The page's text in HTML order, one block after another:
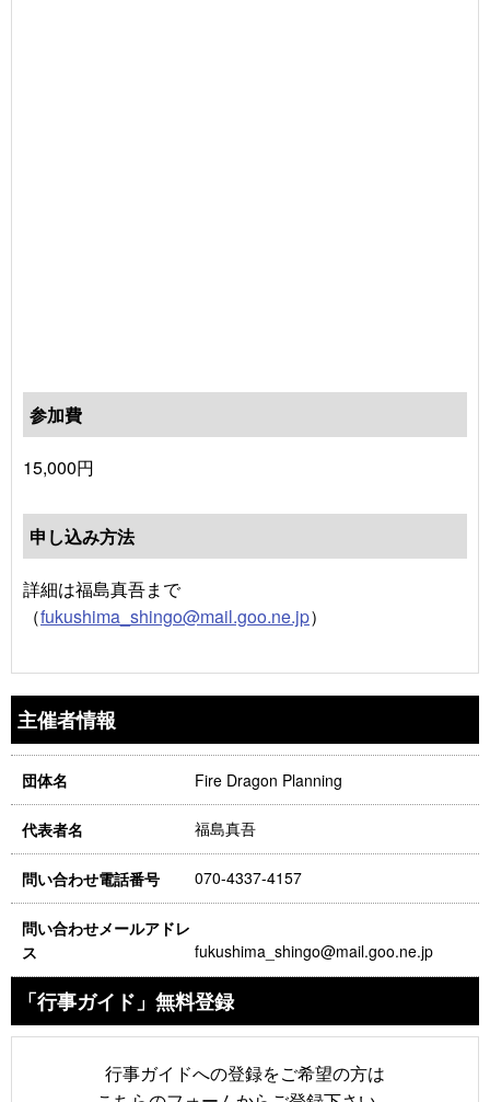
参加費
15,000円
申し込み方法
詳細は福島真吾まで
（fukushima_shingo@mail.goo.ne.jp）
主催者情報
団体名 Fire Dragon Planning
代表者名 福島真吾
問い合わせ電話番号 070-4337-4157
問い合わせメールアドレ
ス
fukushima_shingo@mail.goo.ne.jp
「行事ガイド」無料登録
行事ガイドへの登録をご希望の方は